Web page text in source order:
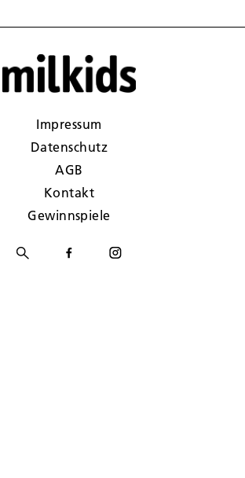
Impressum
Datenschutz
AGB
Kontakt
Gewinnspiele